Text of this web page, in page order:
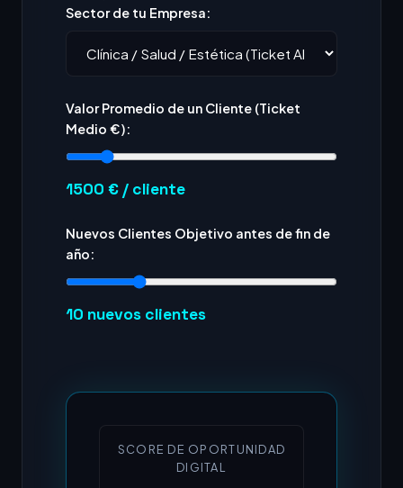
Sector de tu Empresa:
Valor Promedio de un Cliente (Ticket
Medio €):
1500 € / cliente
Nuevos Clientes Objetivo antes de fin de
año:
10 nuevos clientes
SCORE DE OPORTUNIDAD
DIGITAL